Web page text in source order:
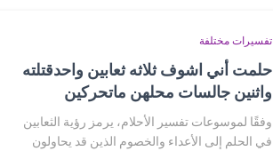
تفسيرات مختلفة
حلمت أني اشوف ثلاثه ثعابين واحدقتلته
واثنين جالسات محلهن ماتحركين
وفقًا لموسوعات تفسير الأحلام، يرمز رؤية الثعابين
في الحلم إلى الأعداء والخصوم الذين قد يحاولون